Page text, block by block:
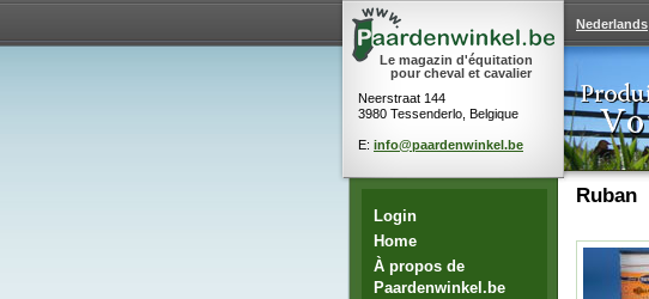
Le magazin d'équitation
pour cheval et cavalier
Neerstraat 144
3980 Tessenderlo, Belgique
E: info@paardenwinkel.be
Login
Home
À propos de
Paardenwinkel.be
Nederlands
Ruban